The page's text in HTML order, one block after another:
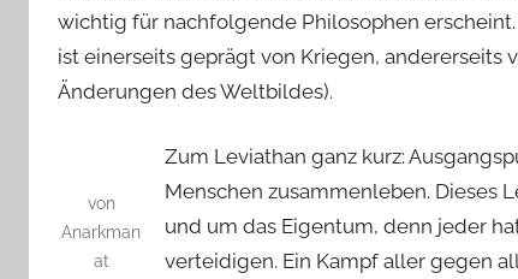
wichtig für nachfolgende Philosophen
ist einerseits geprägt von Kriegen,
Änderungen des Weltbildes).
von
Anarkman
at
Zum Leviathan ganz kurz:
Menschen zusammenleben. Dieses
und um das Eigentum, denn jeder
verteidigen. Ein Kampf aller gegen